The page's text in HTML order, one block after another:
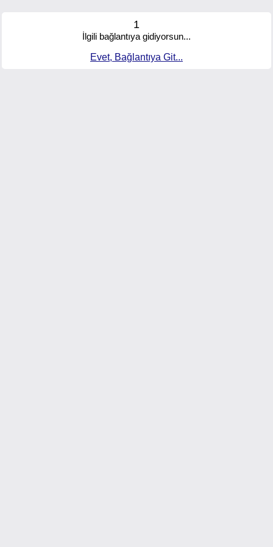
1
İlgili bağlantıya gidiyorsun...
Evet, Bağlantıya Git...